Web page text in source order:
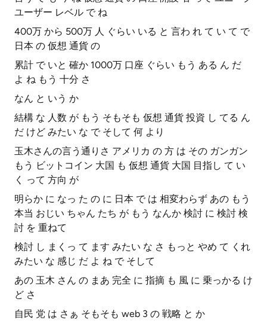
ユーザー レベル で ね
400万 から 500万 人 ぐらい いる と 言わ れ て い て で
日本 の 仮想 通貨 の
累計 で いと 確か 1000万 口座 ぐらい もう ある ん だ
よ ね もう 十分 さ
なん と いう か
結構 な 人数 が もう そもそも 仮想 通貨 投資 し てる ん
だ けど みたい な で そして 何 より
玉木さんの言う通りさ アメリカ の 方 は その ガンガン
もう ビットコイン 大国 も 仮想 通貨 大国 目指し て い
く って 方向 が
明らか に なっ た の に 日本 で は 相変わらず あの もう
本当 おじい ちゃん たち が もう なんか 検討 に 検討 検
討 を 重ねて
検討 し まくっ て ます みたい な さ もっと やめ て くれ
みたい な 感じ だ よ ね で そして
あの 玉木 さん の まあ 完全 に 指摘 も 風 に 乗っかる け
ど さ
自民 党 は さぁ そもそも web 3 の 戦略 と か